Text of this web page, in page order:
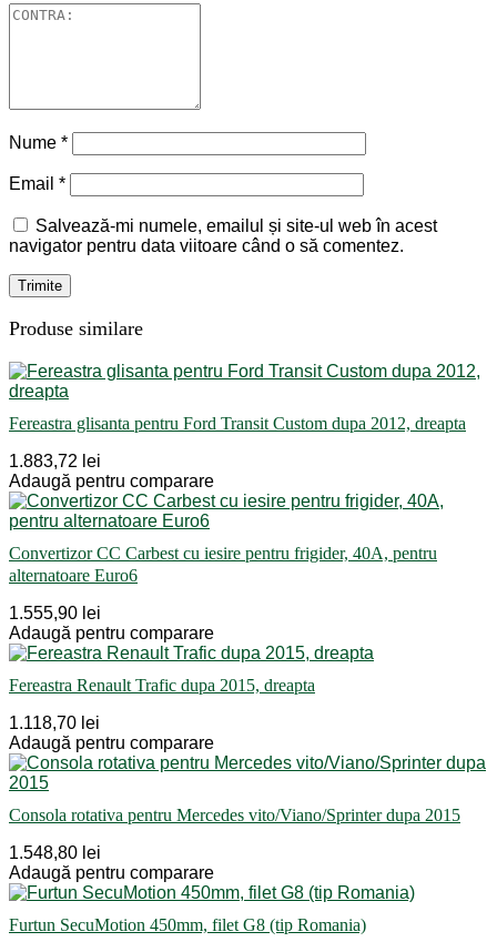
Nume *
Email *
Salvează-mi numele, emailul și site-ul web în acest
navigator pentru data viitoare când o să comentez.
Produse similare
Fereastra glisanta pentru Ford Transit Custom dupa 2012, dreapta
1.883,72 lei
Adaugă pentru comparare
Convertizor CC Carbest cu iesire pentru frigider, 40A, pentru
alternatoare Euro6
1.555,90 lei
Adaugă pentru comparare
Fereastra Renault Trafic dupa 2015, dreapta
1.118,70 lei
Adaugă pentru comparare
Consola rotativa pentru Mercedes vito/Viano/Sprinter dupa 2015
1.548,80 lei
Adaugă pentru comparare
Furtun SecuMotion 450mm, filet G8 (tip Romania)